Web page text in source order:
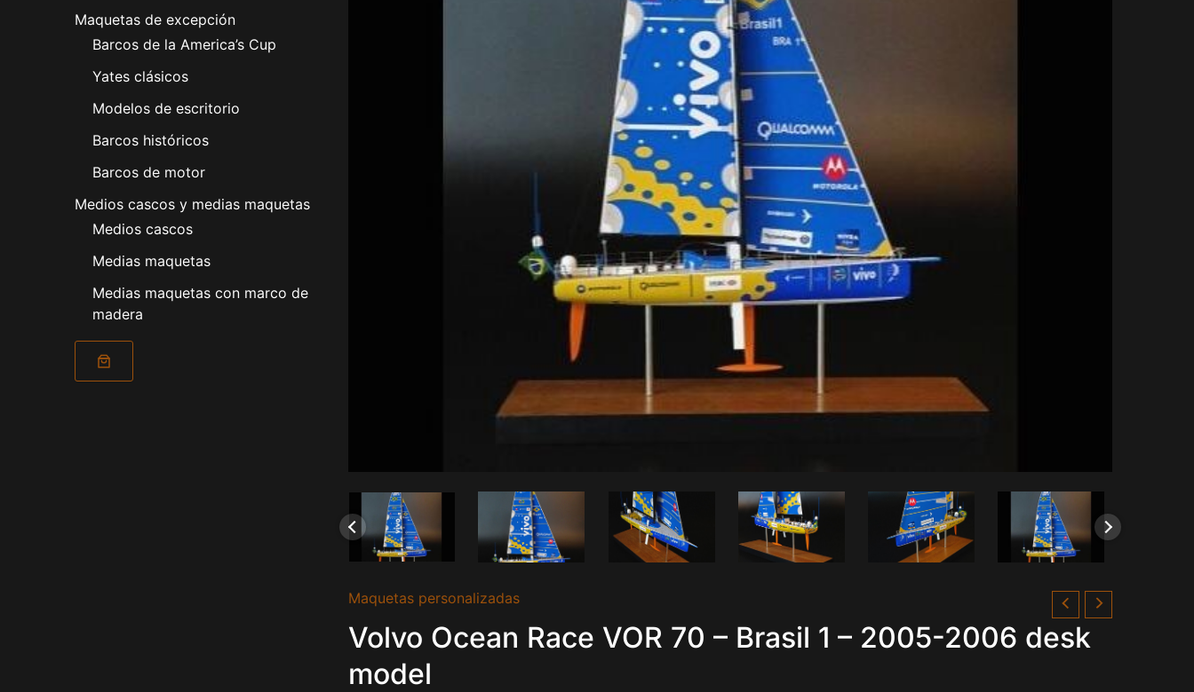
Maquetas de excepción
Barcos de la America’s Cup
Yates clásicos
Modelos de escritorio
Barcos históricos
Barcos de motor
Medios cascos y medias maquetas
Medios cascos
Medias maquetas
Medias maquetas con marco de
madera
Maquetas personalizadas
Volvo Ocean Race VOR 70 – Brasil 1 – 2005-2006 desk
model